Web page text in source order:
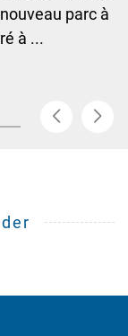
parc à
à ...